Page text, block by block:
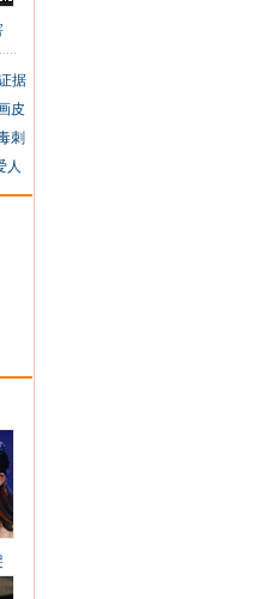
据
皮
刺
人